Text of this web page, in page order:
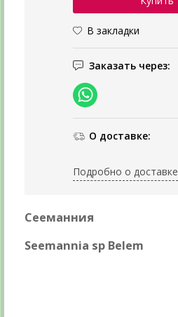
В закладки
Заказать через:
О доставке:
Подробно о доставке
Сееманния
Seemannia sp Belem